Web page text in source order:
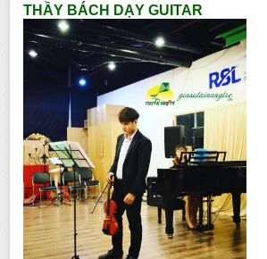
THẦY BÁCH DẠY GUITAR